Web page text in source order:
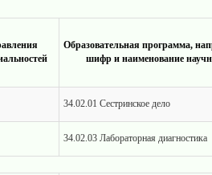
Образовательная программа,
шифр и наименование
34.02.01 Сестринское дело
34.02.03 Лабораторная диагностика